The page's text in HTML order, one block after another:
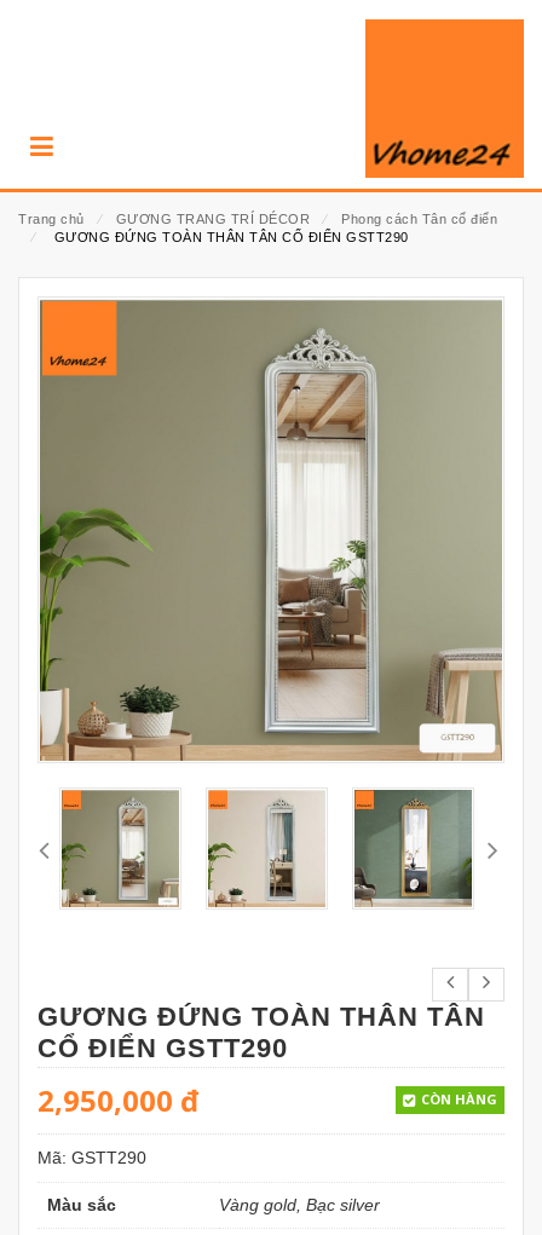
Trang chủ ⁄ GƯƠNG TRANG TRÍ DÉCOR ⁄
Phong cách Tân cổ điển
⁄
GƯƠNG ĐỨNG TOÀN THÂN TÂN CỔ ĐIỂN GSTT290
GƯƠNG ĐỨNG TOÀN THÂN TÂN
CỔ ĐIỂN GSTT290
2,950,000 đ CÒN HÀNG
Mã: GSTT290
Màu sắc Vàng gold, Bạc silver